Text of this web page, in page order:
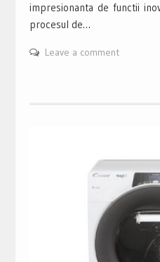
impresionanta de functii
procesul de…
Leave a comment